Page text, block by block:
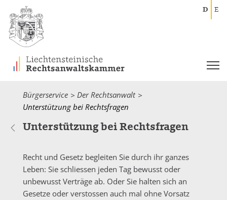
D E
Bürgerservice
Der Rechtsanwalt
Current:
Unterstützung bei Rechtsfragen
Unterstützung bei Rechtsfragen
Recht und Gesetz begleiten Sie durch ihr ganzes
Leben: Sie schliessen jeden Tag bewusst oder
unbewusst Verträge ab. Oder Sie halten sich an
Gesetze oder verstossen auch mal ohne Vorsatz